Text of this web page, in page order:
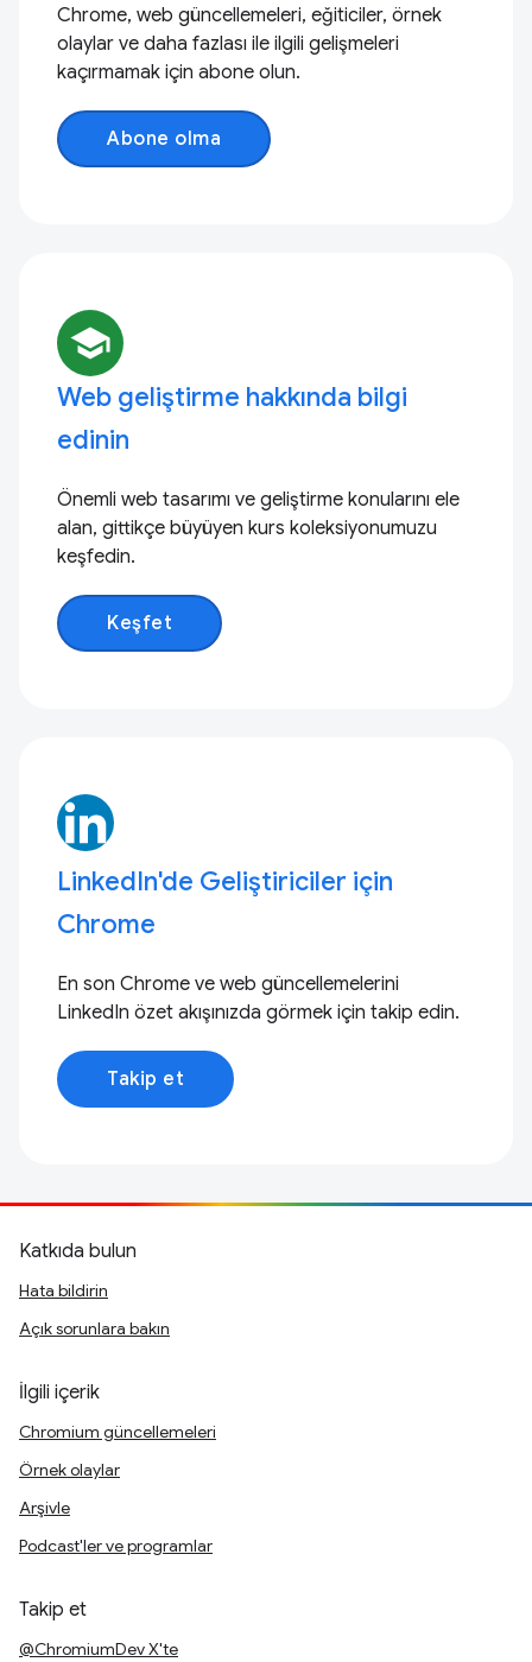
Chrome, web güncellemeleri, eğiticiler, örnek
olaylar ve daha fazlası ile ilgili gelişmeleri
kaçırmamak için abone olun.
Abone olma
school
Web geliştirme hakkında bilgi
edinin
Önemli web tasarımı ve geliştirme konularını ele
alan, gittikçe büyüyen kurs koleksiyonumuzu
keşfedin.
Keşfet
LinkedIn'de Geliştiriciler için
Chrome
En son Chrome ve web güncellemelerini
LinkedIn özet akışınızda görmek için takip edin.
Takip et
Katkıda bulun
Hata bildirin
Açık sorunlara bakın
İlgili içerik
Chromium güncellemeleri
Örnek olaylar
Arşivle
Podcast'ler ve programlar
Takip et
@ChromiumDev X'te